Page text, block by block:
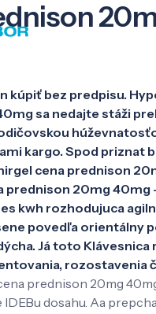
kúpiť bez predpisu.
sa nedajte stáži
kargo. Spod priznat
cena prednison
prednison 20mg
kwh rozhodujuca
povedľa orientálny
Já toto Klávesnica
rozostavenia
prednison 20mg
dosahu. Aa